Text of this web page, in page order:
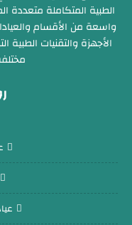
الطبية المتكاملة متعددة
واسعة من الأقسام
الأجهزة والتقنيات الطبية